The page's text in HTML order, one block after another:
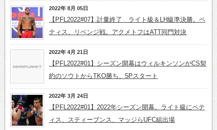
2022年 8月 05日
【PFL2022#07】計量終了 ライト級＆LH級準決勝。ペ
ティス、リベンジ戦。アクメトフはATT同門対決
2022年 4月 21日
【PFL2022#01】シーズン開幕はウィルキンソンがCS契
約のソウトからTKO勝ち、5Pスタート
2022年 3月 24日
【PFL2022#01】2022年シーズン開幕。ライト級にペテ
ィス、スティーブンス、マッジらUFC組出場